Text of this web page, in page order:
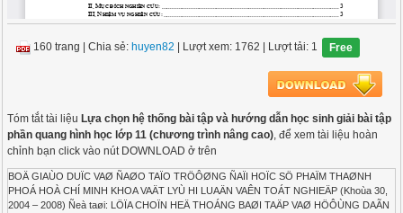
160 trang |Chia sẻ: huyen82 | Lượt xem: 1762 | Lượt tải: 1 Free
Tóm tắt tài liệu Lựa chọn hệ thống bài tập và hướng dẫn học sinh giải bài tập
phần quang hình học lớp 11 (chương trình nâng cao), để xem tài liệu hoàn
chỉnh bạn click vào nút DOWNLOAD ở trên
BOÄ GIAÙO DUÏC VAØ ÑAØO TAÏO TRÖÔØNG ÑAÏI HOÏC SÖ PHAÏM THAØNH PHOÁ HOÀ CHÍ MINH KHOA VAÄT LYÙ HI LUAÄN VAÊN TOÁT NGHIEÄP (Khoùa 30, 2004 – 2008) Ñeà taøi: LÖÏA CHOÏN HEÄ THOÁNG BAØI TAÄP VAØ HÖÔÙNG DAÃN HOÏC SINH GIAÛI BAØI TAÄP PHAÀN QUANG HÌNH HOÏC LÔÙP 11 (CHÖÔNG TRÌNH NAÂNG CAO) Giaùo vieân höôùng daãn: TS. Phaïm Theá Daân Sinh vieân thöïc hieän: Löu Thò Vaøng TPHCM THAÙNG 5/2008 Luaän vaên toát nghieäp GVHD : TS Phaïm Theá Daân SVTH: Löu Thò Vaøng 1 MUÏC LUÏC PHAÀN MÔÛ ÑAÀU ................................................................................................................................ 3 I. LYÙ DO CHOÏN ÑEÀ TAØI: ............................................................................................................... 3 II. MUÏC ÑÍCH NGHIEÂN CÖÙU: ........................................................................................................ 3 III. NHIEÄM VUÏ NGHIEÂN CÖÙU: ....................................................................................................... 3 IV. PHÖÔNG PHAÙP NGHIEÂN CÖÙU: ................................................................................................. 3 V. GIÔÙI HAÏN NGHIEÂN CÖÙU:.......................................................................................................... 3 CHÖÔNG 1: LÍ LUAÄN CHUNG VEÀ PHÖÔNG PHAÙP GIAÛNG DAÏY BAØI TAÄP VAÄT LÍ ÔÛ TRÖÔØNG TRUNG HOÏC PHOÅ THOÂNG......................................................................................... 4 1.1. TAÙC DUÏNG CUÛA BAØI TAÄP VAÄT LÍ TRONG DAÏY HOÏC VAÄT LÍ: .................................................... 4 1.2. PHAÂN LOAÏI BAØI TAÄP VAÄT LYÙ ................................................................................................. 4 1.3. PHÖÔNG PHAÙP GIAÛI BAØI TAÄP VAÄT LYÙ: ................................................................................... 6 1.4. HÖÔÙNG DAÃN HOÏC SINH GIAÛI BAØI TAÄP VAÄT LYÙ: ...................................................................... 8 1.5. NHÖÕNG YEÂU CAÀU VEÀ LÖÏA CHOÏN VAØ SÖÛ DUÏNG BAØI TAÄP VAÄT LYÙ TRONG DAÏY HOÏC VAÄT LYÙ: .. 10 CHÖÔNG 2: LÖÏA CHOÏN HEÄ THOÁNG BAØI TAÄP VAØ HÖÔÙNG DAÃN HOÏC SINH GIAÛI BAØI TAÄP PHAÀN QUANG HÌNH HOÏC LÔÙP 11 (CHÖÔNG TRÌNH NAÂNG CAO)......................... 12 2.1. CHUÛ ÑEÀ 1: KHUÙC XAÏ AÙNH SAÙNG – PHAÛN XAÏ TOAØN PHAÀN ..................................... 12 A. Toùm taét lyù thuyeát: ............................................................................................................... 12 B. Caùc daïng baøi taäp: .............................................................................................................. 14 I. Baøi taäp ñònh tính:.......................................................................................................... 14 I.1 Heä thoáng baøi taäp: ................................................................................................... 14 I.2 Vò trí, taùc duïng cuûa caùc baøi taäp: ............................................................................. 15 I.3 Höôùng daãn hoïc sinh giaûi baøi taäp: ........................................................................... 15 II. Baøi taäp ñònh löôïng: ..................................................................................................... 17 II.1 Heä thoáng baøi taäp: .................................................................................................. 17 II.2 Vò trí, taùc duïng cuûa caùc baøi taäp:............................................................................ 18 II.3 Höôùng daãn hoïc sinh giaûi baøi taäp: .......................................................................... 20 III. Baøi taäp traéc nghieäm:.................................................................................................. 33 III.1 Heä thoáng baøi taäp:................................................................................................. 33 III.2 Vò trí, taùc duïng cuûa caùc baøi taäp: .......................................................................... 36 III.3 Höôùng daãn hoïc sinh giaûi baøi taäp:......................................................................... 37 2.2 CHUÛ ÑEÀ 2: LAÊNG KÍNH................................................................................................... 40 A. Toùm taét lí thuyeát:................................................................................................................ 40 B. Caùc daïng baøi taäp: .............................................................................................................. 41 I. Baøi taäp ñònh tính:.......................................................................................................... 41 I.1. Heä thoáng baøi taäp: .................................................................................................. 41 I.2 Vò trí, taùc duïng cuûa caùc baøi taäp: ............................................................................. 41 I.3 Höôùng daãn hoïc sinh giaûi baøi taäp: ........................................................................... 41 II. Baøi taäp ñònh löôïng: ..................................................................................................... 42 II.1 Heä thoáng baøi taäp: .................................................................................................. 42 II.2 Vò trí, taùc duïng cuûa caùc baøi taäp:............................................................................ 43 II.3 Höôùng daãn hoïc sinh giaûi baøi taäp: .......................................................................... 44 III.Baøi taäp traéc nghieäm:................................................................................................... 52 III.1 Heä thoáng baøi taäp:................................................................................................. 52 III.2 Vò trí, taùc duïng cuûa caùc baøi taäp: .......................................................................... 53 III.3 Höôùng daãn hoïc sinh giaûi baøi taäp:......................................................................... 54 Luaän vaên toát nghieäp GVHD : TS Phaïm Theá Daân SVTH: Löu Thò Vaøng 2 2.3. CHUÛ ÑEÀ 3: THAÁU KÍNH MOÛNG ..................................................................................... 55 A. Toùm taét lí thuyeát:................................................................................................................ 55 B. Caùc daïng baøi taäp: .............................................................................................................. 58 I. Baøi taäp ñònh tính:.......................................................................................................... 58 I.1 Heä thoáng baøi taäp: ................................................................................................... 58 I.2 Vò trí, taùc duïng cuûa caùc baøi taäp: ............................................................................. 59 I.3 Höôùng daãn hoïc sinh giaûi baøi taäp: ........................................................................... 59 II.Baøi taäp ñònh löôïng: ...................................................................................................... 62 II.1 Heä thoáng baøi taäp: .................................................................................................. 62 II.2 Vò trí, taùc duïng cuûa caùc baøi taäp:............................................................................ 64 II.3 Höôùng daãn hoïc sinh giaûi baøi taäp: .......................................................................... 65 III. Baøi taäp traéc nghieäm:.................................................................................................. 86 III.1 Heä thoáng baøi taäp:................................................................................................ 86 III.2 Vò trí, taùc duïng cuûa caùc baøi taäp: .......................................................................... 89 III.3 Höôùng daãn hoïc sinh giaûi baøi taäp:......................................................................... 89 2.4. CHUÛ ÑEÀ 4: MAÉT – CAÙC TAÄT CUÛA MAÉT – CAÙCH KHAÉC PHUÏC.................................. 92 A. Toùm taét lí thuyeát:................................................................................................................ 92 B. Heä thoáng baøi taäp: ............................................................................................................... 93 I. Baøi taäp ñònh tính:.......................................................................................................... 93 I.1 Heä thoáng baøi taäp: ................................................................................................... 93 I.2 Vò trí, taùc duïng cuûa caùc baøi taäp: ............................................................................. 94 I.3 Höôùng daãn hoïc sinh giaûi baøi taäp: ........................................................................... 94 II. Baøi taäp ñònh löôïng: ..................................................................................................... 95 II.1 Heä thoáng baøi taäp: .................................................................................................. 95 II.2 Vò trí, taùc duïng cuûa caùc baøi taäp:............................................................................ 96 II.3 Höôùng daãn hoïc sinh giaûi baøi taäp: .......................................................................... 97 III. Baøi taäp traéc nghieäm:................................................................................................ 108 III.1 Heä thoáng baøi taäp:............................................................................................... 108 III.2 Vò trí, taùc duïng cuûa caùc baøi taäp: ........................................................................ 112 III.3 Höôùng daãn hoïc sinh giaûi b